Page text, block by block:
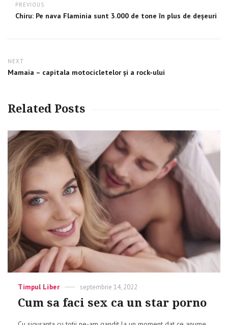
navigation
PREVIOUS
Previous
Chiru: Pe nava Flaminia sunt 3.000 de tone în plus de deșeuri
NEXT
Next
Mamaia – capitala motocicletelor și a rock-ului
Related Posts
Categories
Timpul Liber
Posted
on
septembrie 14, 2022
Cum sa faci sex ca un star porno